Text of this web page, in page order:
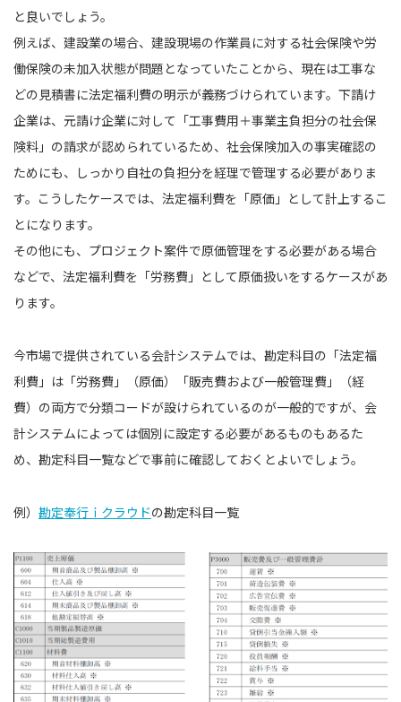
と良いでしょう。
例えば、建設業の場合、建設現場の作業員に対する社会保険や労
働保険の未加入状態が問題となっていたことから、現在は工事な
どの見積書に法定福利費の明示が義務づけられています。下請け
企業は、元請け企業に対して「工事費用＋事業主負担分の社会保
険料」の請求が認められているため、社会保険加入の事実確認の
ためにも、しっかり自社の負担分を経理で管理する必要がありま
す。こうしたケースでは、法定福利費を「原価」として計上するこ
とになります。
その他にも、プロジェクト案件で原価管理をする必要がある場合
などで、法定福利費を「労務費」として原価扱いをするケースがあ
ります。
今市場で提供されている会計システムでは、勘定科目の「法定福
利費」は「労務費」（原価）「販売費および一般管理費」（経
費）の両方で分類コードが設けられているのが一般的ですが、会
計システムによっては個別に設定する必要があるものもあるた
め、勘定科目一覧などで事前に確認しておくとよいでしょう。
例） 勘定奉行ｉクラウドの勘定科目一覧